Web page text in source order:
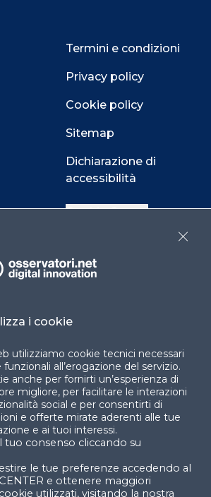
Termini e condizioni
Privacy policy
Cookie policy
Sitemap
Dichiarazione di
accessibilità
Cookie Center
LinkedIn
Politecnico di Milano Dipartimento
i cookie
utilizziamo cookie tecnici necessari
all’erogazione del servizio.
anche per fornirti un’esperienza di
migliore, per facilitare le interazioni
social e per consentirti di
e offerte mirate aderenti alle tue
e ai tuoi interessi.
tuo consenso cliccando su
le tue preferenze accedendo al
e ottenere maggiori
utilizzati, visitando la nostra